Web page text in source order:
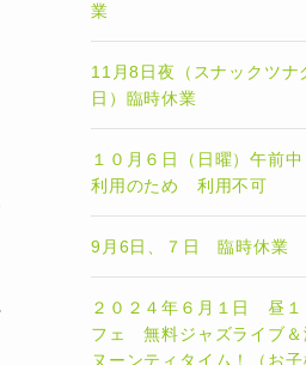
業
11月8日夜（スナックツナ
日）臨時休業
１０月６日（日曜）午前
利用のため 利用不可
9月6日、７日 臨時休業
２０２４年６月１日 昼
フェ 無料ジャズライブ＆
ヌーンティタイム！（お子